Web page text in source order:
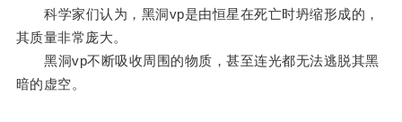
科学家们认为，黑洞vp是由恒星在死亡时坍缩形成的，
其质量非常庞大。
黑洞vp不断吸收周围的物质，甚至连光都无法逃脱其黑
暗的虚空。